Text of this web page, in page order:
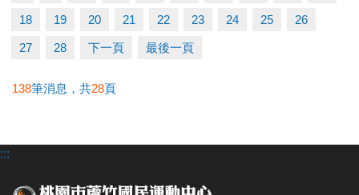
◆泳力試煉營
超早鳥---5/10前享85折
一般-----6/1至6/30(一梯95折/兩梯9折/三梯88折)
早鳥---至6/28前
18 19 20 21 22 23 24 25 26
27 28 下一頁 最後一頁
138筆消息，共28頁
:::